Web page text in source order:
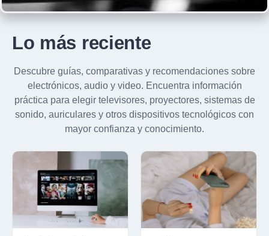
Lo más reciente
Descubre guías, comparativas y recomendaciones sobre
electrónicos, audio y video. Encuentra información
práctica para elegir televisores, proyectores, sistemas de
sonido, auriculares y otros dispositivos tecnológicos con
mayor confianza y conocimiento.